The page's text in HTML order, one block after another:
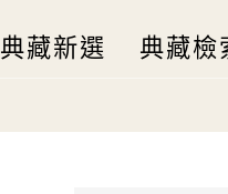
典藏新選 典藏檢